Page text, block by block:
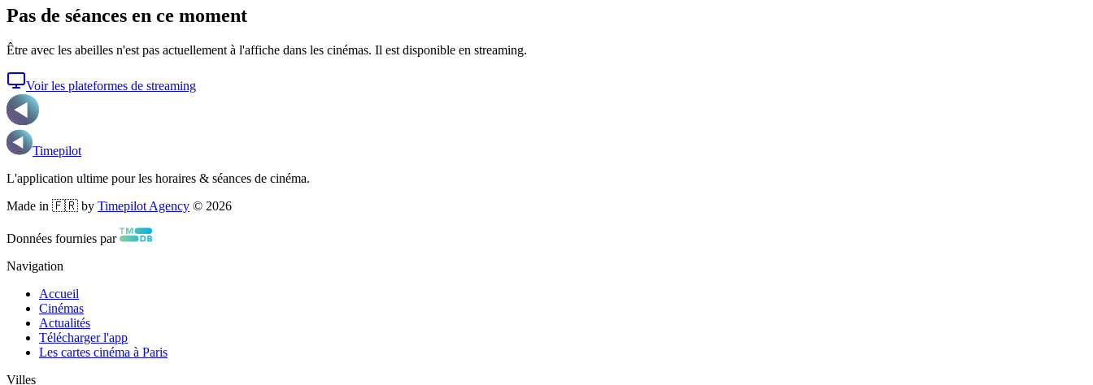
Pas de séances en ce moment
Être avec les abeilles n'est pas actuellement à l'affiche dans les cinémas. Il est disponible en streaming.
Voir les plateformes de streaming
Timepilot
L'application ultime pour les horaires & séances de cinéma.
Made in 🇫🇷 by Timepilot Agency © 2026
Données fournies par
Navigation
Accueil
Cinémas
Actualités
Télécharger l'app
Les cartes cinéma à Paris
Villes